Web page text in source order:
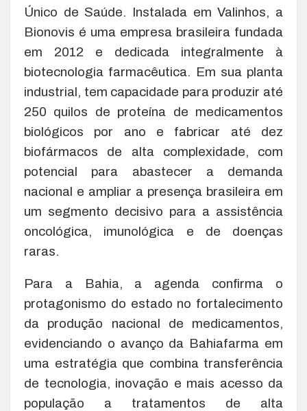
Único de Saúde. Instalada em Valinhos, a
Bionovis é uma empresa brasileira fundada
em 2012 e dedicada integralmente à
biotecnologia farmacêutica. Em sua planta
industrial, tem capacidade para produzir até
250 quilos de proteína de medicamentos
biológicos por ano e fabricar até dez
biofármacos de alta complexidade, com
potencial para abastecer a demanda
nacional e ampliar a presença brasileira em
um segmento decisivo para a assistência
oncológica, imunológica e de doenças
raras.
Para a Bahia, a agenda confirma o
protagonismo do estado no fortalecimento
da produção nacional de medicamentos,
evidenciando o avanço da Bahiafarma em
uma estratégia que combina transferência
de tecnologia, inovação e mais acesso da
população a tratamentos de alta